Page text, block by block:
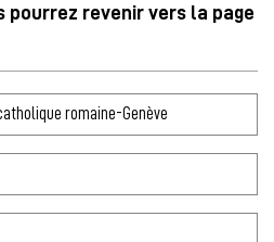
pourrez revenir vers la page